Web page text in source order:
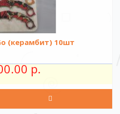
(керамбит) 10шт
р.